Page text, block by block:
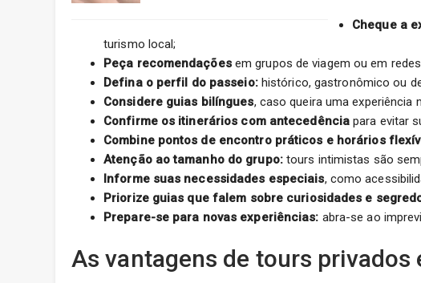
Cheque a
turismo local;
Peça recomendaçõesem grupos de viagem ou em
Defina o perfil do passeio:histórico, gastronômico ou
Considere guias bilíngues, caso queira uma experiência
Confirme os itinerários com antecedência para evitar
Combine pontos de encontro práticos e horários
Atenção ao tamanho do grupo:tours intimistas são
Informe suas necessidades especiais, como
Priorize guias que falem sobre curiosidades e
Prepare-se para novas experiências: abra-se ao
As vantagens de tours privados